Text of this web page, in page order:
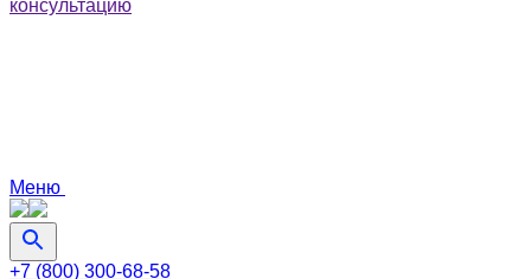
консультацию
Меню
+7 (800) 300-68-58